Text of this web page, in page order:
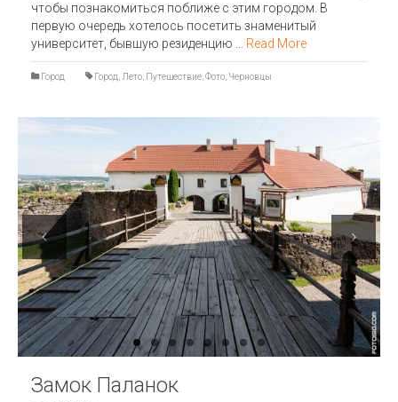
чтобы познакомиться поближе с этим городом. В
первую очередь хотелось посетить знаменитый
университет, бывшую резиденцию … Read More
Город Город Лето Путешествие Фото Черновцы
Previous Next
Замок Паланок